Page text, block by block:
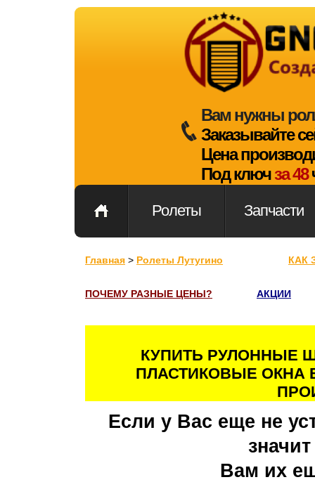
Вам нужны
Заказывайте
Цена
Под ключза 48
Ролеты Запчасти
Главная > Ролеты Лутугино КАК
ПОЧЕМУ РАЗНЫЕ ЦЕНЫ? АКЦИИ
КУПИТЬ РУЛОННЫЕ
ПЛАСТИКОВЫЕ ОКНА
Если у Вас еще не
Вам их